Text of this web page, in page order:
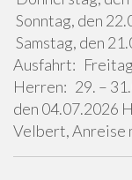
Sonntag, den
Samstag, den
Ausfahrt:
Herren: 29. –
den 04.07.2026
Velbert, Anreise